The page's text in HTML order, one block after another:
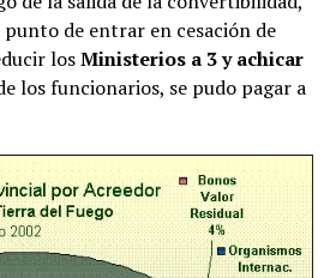
de entrar en cesación de
losMinisterios a 3 y achicar
los funcionarios, se pudo pagar a